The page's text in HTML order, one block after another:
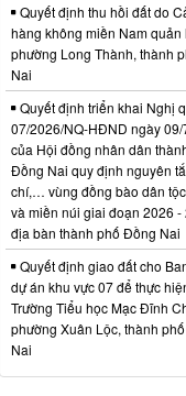
Quyết định thu hồi đất do
hàng không miền Nam quản
phường Long Thành, thành
Nai
Quyết định triển khai Nghị
07/2026/NQ-HĐND ngày 09/
của Hội đồng nhân dân
Đồng Nai quy định nguyên
chí,… vùng đồng bào dân
và miền núi giai đoạn 2026 -
địa bàn thành phố Đồng Nai
Quyết định giao đất cho
dự án khu vực 07 để thực
Trường Tiểu học Mạc Đĩnh
phường Xuân Lộc, thành
Nai